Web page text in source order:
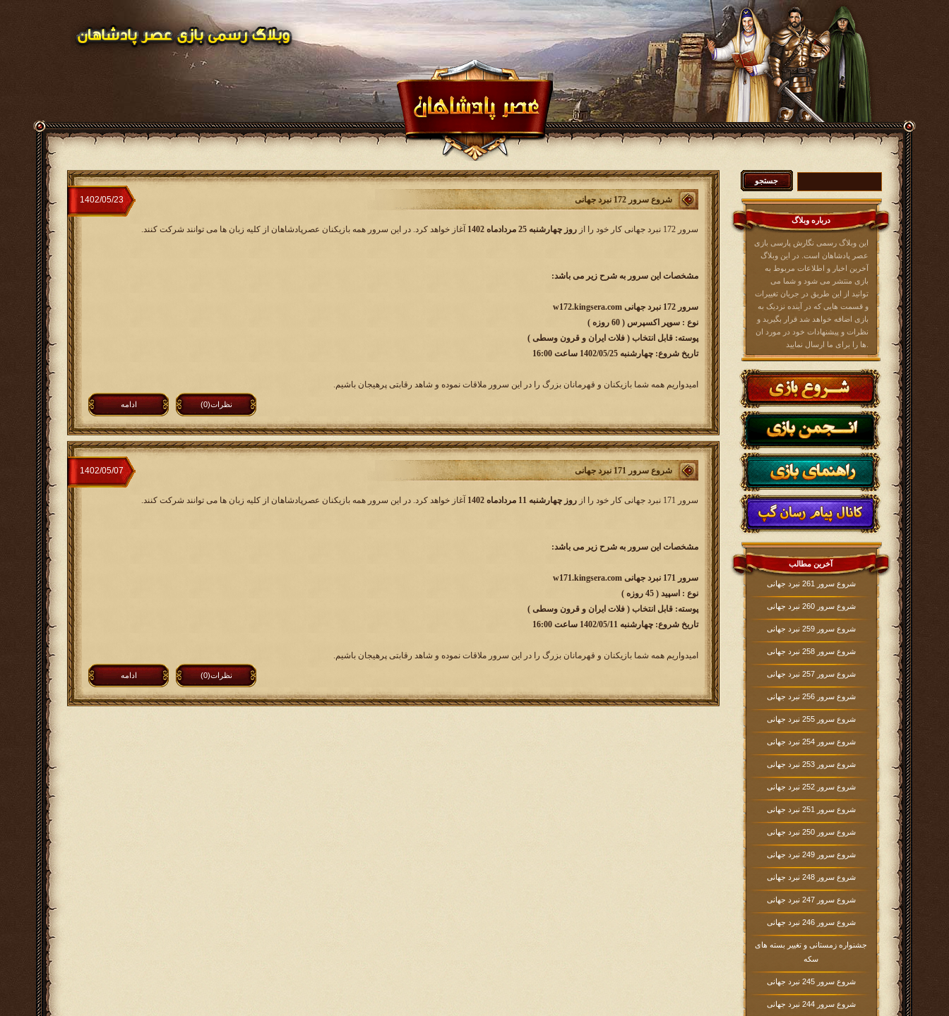
درباره وبلاگ
این وبلاگ رسمی نگارش پارسی بازی
عصر پادشاهان است. در این وبلاگ
آخرین اخبار و اطلاعات مربوط به
بازی منتشر می شود و شما می
توانید از این طریق در جریان تغییرات
و قسمت هایی که در آینده نزدیک به
بازی اضافه خواهد شد قرار بگیرید و
نظرات و پیشنهادات خود در مورد ان
آخرین مطالب
شروع سرور 261 نبرد جهانی
شروع سرور 260 نبرد جهانی
شروع سرور 259 نبرد جهانی
شروع سرور 258 نبرد جهانی
شروع سرور 257 نبرد جهانی
شروع سرور 256 نبرد جهانی
شروع سرور 255 نبرد جهانی
شروع سرور 254 نبرد جهانی
شروع سرور 253 نبرد جهانی
شروع سرور 252 نبرد جهانی
شروع سرور 251 نبرد جهانی
شروع سرور 250 نبرد جهانی
شروع سرور 249 نبرد جهانی
شروع سرور 248 نبرد جهانی
شروع سرور 247 نبرد جهانی
شروع سرور 246 نبرد جهانی
جشنواره زمستانی و تغییر بسته های
سکه
شروع سرور 245 نبرد جهانی
شروع سرور 244 نبرد جهانی
شروع سرور 172 نبرد جهانی ‏1402/05/23
سرور 172 نبرد جهانی کار خود را از روز چهارشنبه 25 مردادماه 1402 آغاز خواهد کرد. در این سرور همه بازیکنان عصرپادشاهان از کلیه زبان ها می توانند شرکت کنند.
مشخصات این سرور به شرح زیر می باشد:
سرور 172 نبرد جهانی w172.kingsera.com
نوع : سوپر اکسپرس​ ( 60 روزه )
پوسته: قابل انتخاب ( فلات ایران و قرون وسطی )
تاریخ شروع: چهارشنبه 1402/05/25 ساعت 16:00
امیدواریم همه شما بازیکنان و قهرمانان بزرگ را در این سرور ملاقات نموده و شاهد رقابتی پرهیجان باشیم.
ادامه نظرات(0)
شروع سرور 171 نبرد جهانی
سرور 171 نبرد جهانی کار خود را از روز چهارشنبه 11 مردادماه 1402 آغاز خواهد کرد. در این سرور همه بازیکنان عصرپادشاهان از کلیه زبان ها می توانند شرکت کنند.
مشخصات این سرور به شرح زیر می باشد:
سرور 171 نبرد جهانی w171.kingsera.com
نوع : اسپید​ ( 45 روزه )
پوسته: قابل انتخاب ( فلات ایران و قرون وسطی )
تاریخ شروع: چهارشنبه 1402/05/11 ساعت 16:00
امیدواریم همه شما بازیکنان و قهرمانان بزرگ را در این سرور ملاقات نموده و شاهد رقابتی پرهیجان باشیم.
ادامه نظرات(0)